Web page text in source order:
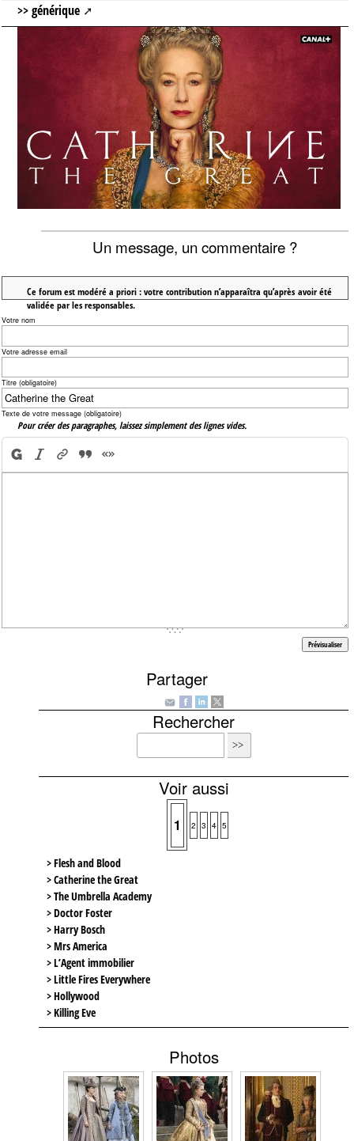
>>générique
Un message, un commentaire ?
Ce forum est modéré a priori : votre contribution n’apparaîtra qu’après avoir été
validée par les responsables.
Votre nom
Votre adresse email
Titre (obligatoire)
Texte de votre message (obligatoire)
Pour créer des paragraphes, laissez simplement des lignes vides.
Partager
Rechercher
Voir aussi
1 2 3 4 5
> Flesh and Blood
> Catherine the Great
> The Umbrella Academy
> Doctor Foster
> Harry Bosch
> Mrs America
> L’Agent immobilier
> Little Fires Everywhere
> Hollywood
> Killing Eve
Photos